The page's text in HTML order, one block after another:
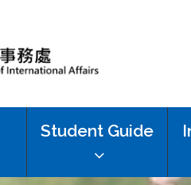
Student Guide